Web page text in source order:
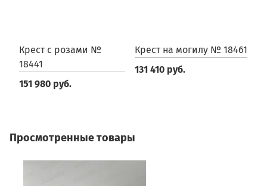
Крест с розами №
18441
151 980 руб.
Крест на могилу № 18461
131 410 руб.
Просмотренные товары